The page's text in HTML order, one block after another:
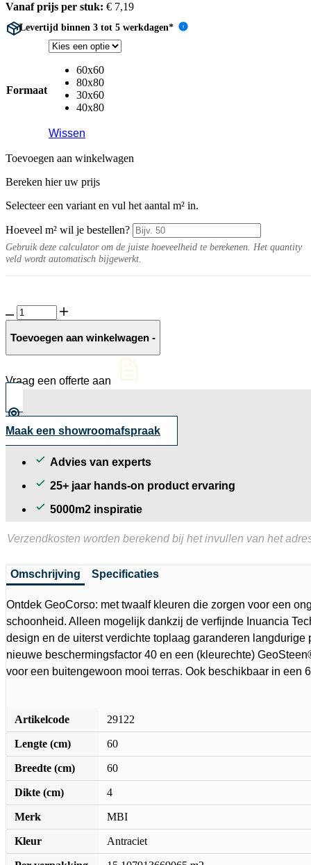
Vanaf prijs per stuk: € 7,19
Levertijd binnen 3 tot 5 werkdagen* i
Formaat
60x60
80x80
30x60
40x80
Wissen
Toevoegen aan winkelwagen
Bereken hier uw prijs
Selecteer een variant en vul het aantal m² in.
Hoeveel m² wil je bestellen?
Gebruik deze calculator om de juiste hoeveelheid te berekenen. Het quantity
veld wordt automatisch bijgewerkt.
GeoCorso
Pisa
aantal
Toevoegen aan winkelwagen -
Vraag een offerte aan
Maak een showroomafspraak
Advies van experts
25+ jaar hands-on product ervaring
5000m2 inspiratie
Verzendkosten worden berekend bij het invullen van het
Omschrijving Specificaties
Ontdek GeoCorso: met twaalf kleuren die zorgen voor een
schoonheid. Alleen mogelijk dankzij de verfijnde Inuancia
design en de uiterst verdichte toplaag garanderen langdurige
nieuwe beschermingsfactor 40 en een (kleurechte)
voor een buitengewoon mooi terras. Ook beschikbaar in een
Artikelcode 29122
Lengte (cm) 60
Breedte (cm) 60
Dikte (cm) 4
Merk MBI
Kleur Antraciet